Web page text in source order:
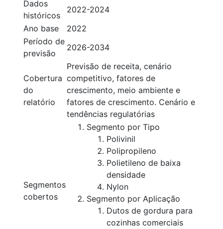
Dados
históricos
2022-2024
Ano base
2022
Período de
previsão
2026-2034
Cobertura
do
relatório
Previsão de receita, cenário
competitivo, fatores de
crescimento, meio ambiente e
fatores de crescimento. Cenário e
tendências regulatórias
Segmentos
cobertos
Segmento por Tipo
Polivinil
Polipropileno
Polietileno de baixa
densidade
Nylon
Segmento por Aplicação
Dutos de gordura para
cozinhas comerciais